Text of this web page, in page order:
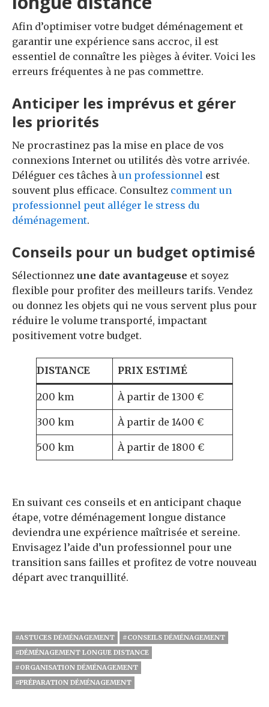
Afin d’optimiser votre budget déménagement et
garantir une expérience sans accroc, il est
essentiel de connaître les pièges à éviter. Voici les
erreurs fréquentes à ne pas commettre.
Anticiper les imprévus et gérer
les priorités
Ne procrastinez pas la mise en place de vos
connexions Internet ou utilités dès votre arrivée.
Déléguer ces tâches à un professionnel est
souvent plus efficace. Consultez comment un
professionnel peut alléger le stress du
déménagement.
Conseils pour un budget optimisé
Sélectionnez une date avantageuse et soyez
flexible pour profiter des meilleurs tarifs. Vendez
ou donnez les objets qui ne vous servent plus pour
réduire le volume transporté, impactant
positivement votre budget.
DISTANCE PRIX ESTIMÉ
200 km À partir de 1300 €
300 km À partir de 1400 €
500 km À partir de 1800 €
En suivant ces conseils et en anticipant chaque
étape, votre déménagement longue distance
deviendra une expérience maîtrisée et sereine.
Envisagez l’aide d’un professionnel pour une
transition sans failles et profitez de votre nouveau
départ avec tranquillité.
#ASTUCES DÉMÉNAGEMENT
#CONSEILS DÉMÉNAGEMENT
#DÉMÉNAGEMENT LONGUE DISTANCE
#ORGANISATION DÉMÉNAGEMENT
#PRÉPARATION DÉMÉNAGEMENT